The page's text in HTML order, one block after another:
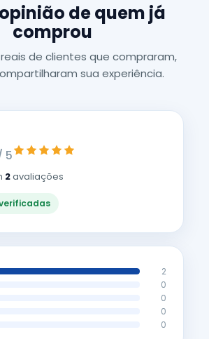
de quem já
comprou
de clientes que compraram,
sua experiência.
5
2avaliações
2
0
0
0
0